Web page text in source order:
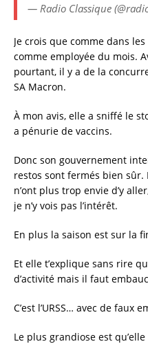
— Radio Classique
Je crois que comme dans
comme employée du mois.
pourtant, il y a de la
SA Macron.
À mon avis, elle a sniffé le
a pénurie de vaccins.
Donc son gouvernement
restos sont fermés bien sûr.
n’ont plus trop envie d’y
je n’y vois pas l’intérêt.
En plus la saison est sur la
Et elle t’explique sans rire
d’activité mais il faut
C’est l’URSS… avec de faux
Le plus grandiose est